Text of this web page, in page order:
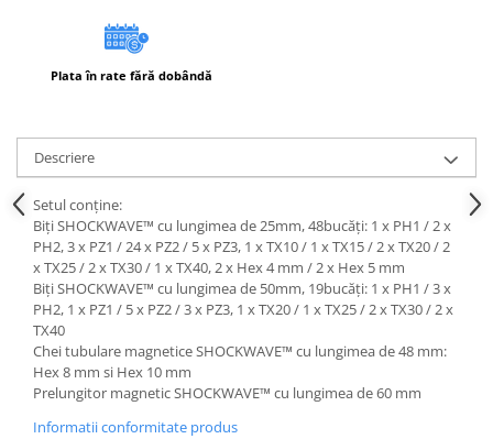
Plata în rate fără dobândă
Descriere
Setul conține:
Biți SHOCKWAVE™ cu lungimea de 25mm, 48bucăți: 1 x PH1 / 2 x
PH2, 3 x PZ1 / 24 x PZ2 / 5 x PZ3, 1 x TX10 / 1 x TX15 / 2 x TX20 / 2
x TX25 / 2 x TX30 / 1 x TX40, 2 x Hex 4 mm / 2 x Hex 5 mm
Biți SHOCKWAVE™ cu lungimea de 50mm, 19bucăți: 1 x PH1 / 3 x
PH2, 1 x PZ1 / 5 x PZ2 / 3 x PZ3, 1 x TX20 / 1 x TX25 / 2 x TX30 / 2 x
TX40
Chei tubulare magnetice SHOCKWAVE™ cu lungimea de 48 mm:
Hex 8 mm si Hex 10 mm
Prelungitor magnetic SHOCKWAVE™ cu lungimea de 60 mm
Informatii conformitate produs